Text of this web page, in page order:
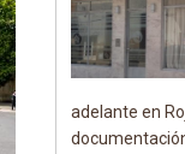
adelante en